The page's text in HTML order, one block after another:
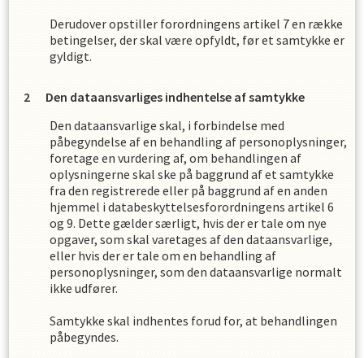
Derudover opstiller forordningens artikel 7 en række
betingelser, der skal være opfyldt, før et samtykke er
gyldigt.
Den dataansvarliges indhentelse af samtykke
Den dataansvarlige skal, i forbindelse med
påbegyndelse af en behandling af personoplysninger,
foretage en vurdering af, om behandlingen af
oplysningerne skal ske på baggrund af et samtykke
fra den registrerede eller på baggrund af en anden
hjemmel i databeskyttelsesforordningens artikel 6
og 9. Dette gælder særligt, hvis der er tale om nye
opgaver, som skal varetages af den dataansvarlige,
eller hvis der er tale om en behandling af
personoplysninger, som den dataansvarlige normalt
ikke udfører.
Samtykke skal indhentes forud for, at behandlingen
påbegyndes.